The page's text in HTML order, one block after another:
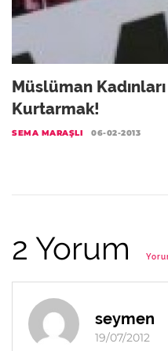
Müslüman
Kurtarmak!
SEMA MARAŞLI 06-02-2013
2 Yorum
seymen
19/07/2012